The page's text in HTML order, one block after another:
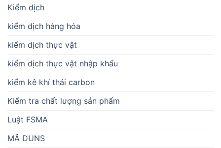
Kiểm dịch
kiểm dịch hàng hóa
kiểm dịch thực vật
kiểm dịch thực vật nhập khẩu
kiểm kê khí thải carbon
Kiểm tra chất lượng sản phẩm
Luật FSMA
MÃ DUNS